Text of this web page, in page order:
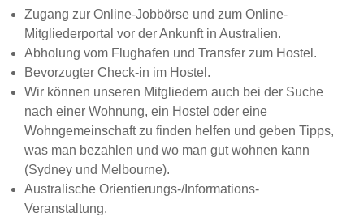
Zugang zur Online-Jobbörse und zum Online-
Mitgliederportal vor der Ankunft in Australien.
Abholung vom Flughafen und Transfer zum Hostel.
Bevorzugter Check-in im Hostel.
Wir können unseren Mitgliedern auch bei der Suche
nach einer Wohnung, ein Hostel oder eine
Wohngemeinschaft zu finden helfen und geben Tipps,
was man bezahlen und wo man gut wohnen kann
(Sydney und Melbourne).
Australische Orientierungs-/Informations-
Veranstaltung.